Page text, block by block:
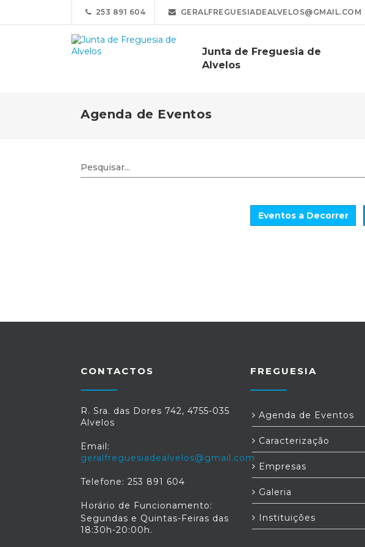
253 891 604 GERALFREGUESIADEALVELOS@GMAIL.COM
Junta de Freguesia de
Alvelos
Agenda de Eventos
Eventos a Decorrer
CONTACTOS
R. Sra. das Dores 742, 4755-035
Alvelos
Email:
geralfreguesiadealvelos@gmail.com
Telefone: 253 891 604
Horário de Funcionamento:
Segundas e Quintas-Feiras das
18:30h-20:00h.
FREGUESIA
Agenda de Eventos
Caracterização
Empresas
Galeria
Instituições